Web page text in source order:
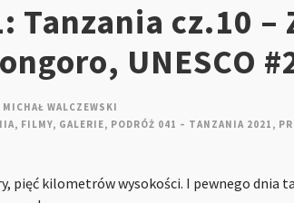
Tanzania cz.10
UNESCO
MICHAŁ WALCZEWSKI
, FILMY, GALERIE, PODRÓŻ 041 – TANZANIA 2021 ,
pięć kilometrów wysokości. I pewnego dnia